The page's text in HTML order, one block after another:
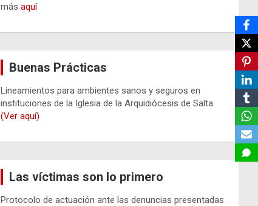
másaquí
Buenas Prácticas
Lineamientos para ambientes sanos y seguros en
instituciones de la Iglesia de la Arquidiócesis de Salta.
(Ver aquí)
Las víctimas son lo primero
Protocolo de actuación ante las denuncias presentadas